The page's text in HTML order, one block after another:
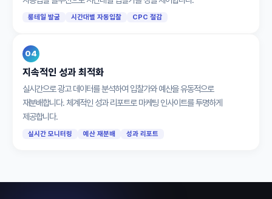
롱테일 발굴 시간대별 자동입찰 CPC 절감
04
지속적인 성과 최적화
실시간으로 광고 데이터를 분석하여 입찰가와 예산을 유동적으로
재분배합니다. 체계적인 성과 리포트로 마케팅 인사이트를 투명하게
제공합니다.
실시간 모니터링 예산 재분배 성과 리포트